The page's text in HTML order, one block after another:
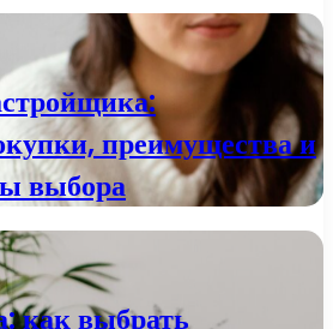
преимущества и
выбора
как выбрать